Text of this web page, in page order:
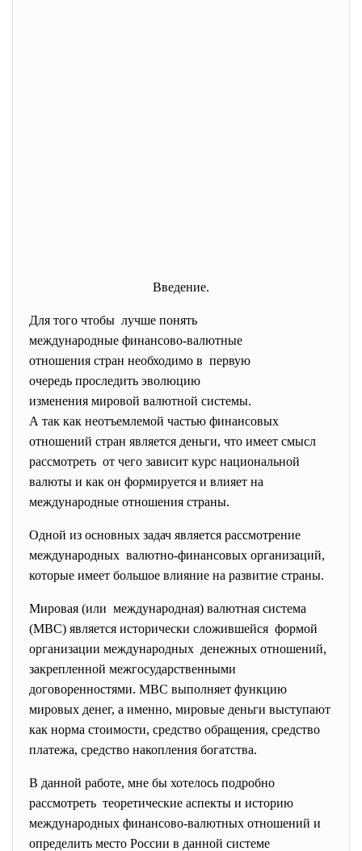
Введение.
Для того чтобы лучше понять
международные финансово-валютные
отношения стран необходимо в первую
очередь проследить эволюцию
изменения мировой валютной системы.
А так как неотъемлемой частью финансовых
отношений стран является деньги, что имеет смысл
рассмотреть от чего зависит курс национальной
валюты и как он формируется и влияет на
международные отношения страны.
Одной из основных задач является рассмотрение
международных валютно-финансовых организаций,
которые имеет большое влияние на развитие страны.
Мировая (или международная) валютная система
(МВС) является исторически сложившейся формой
организации международных денежных отношений,
закрепленной межгосударственными
договоренностями. МВС выполняет функцию
мировых денег, а именно, мировые деньги выступают
как норма стоимости, средство обращения, средство
платежа, средство накопления богатства.
В данной работе, мне бы хотелось подробно
рассмотреть теоретические аспекты и историю
международных финансово-валютных отношений и
определить место России в данной системе